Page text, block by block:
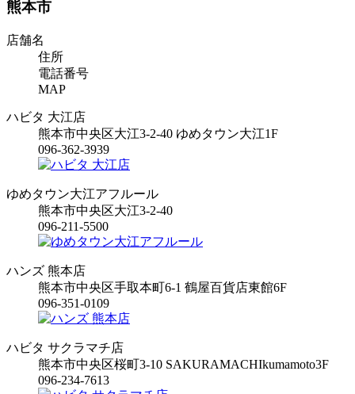
熊本市
店舗名
住所
電話番号
MAP
ハビタ 大江店
熊本市中央区大江3-2-40 ゆめタウン大江1F
096-362-3939
ゆめタウン大江アフルール
熊本市中央区大江3-2-40
096-211-5500
ハンズ 熊本店
熊本市中央区手取本町6-1 鶴屋百貨店東館6F
096-351-0109
ハビタ サクラマチ店
熊本市中央区桜町3-10 SAKURAMACHIkumamoto3F
096-234-7613